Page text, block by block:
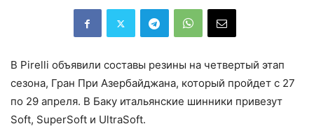
В Pirelli объявили составы резины на четвертый этап
сезона, Гран При Азербайджана, который пройдет с 27
по 29 апреля. В Баку итальянские шинники привезут
Soft, SuperSoft и UltraSoft.